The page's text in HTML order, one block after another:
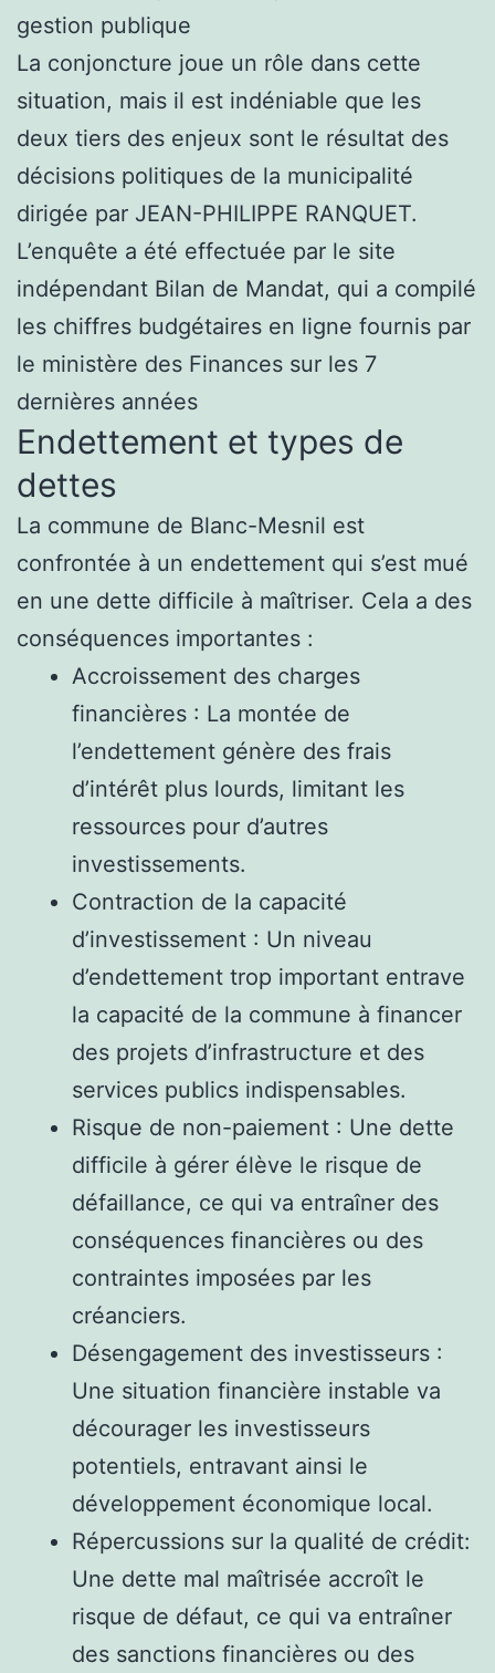
gestion publique
La conjoncture joue un rôle dans cette
situation, mais il est indéniable que les
deux tiers des enjeux sont le résultat des
décisions politiques de la municipalité
dirigée par JEAN-PHILIPPE RANQUET.
L’enquête a été effectuée par le site
indépendant Bilan de Mandat, qui a compilé
les chiffres budgétaires en ligne fournis par
le ministère des Finances sur les 7
dernières années
Endettement et types de
dettes
La commune de Blanc-Mesnil est
confrontée à un endettement qui s’est mué
en une dette difficile à maîtriser. Cela a des
conséquences importantes :
Accroissement des charges
financières : La montée de
l’endettement génère des frais
d’intérêt plus lourds, limitant les
ressources pour d’autres
investissements.
Contraction de la capacité
d’investissement : Un niveau
d’endettement trop important entrave
la capacité de la commune à financer
des projets d’infrastructure et des
services publics indispensables.
Risque de non-paiement : Une dette
difficile à gérer élève le risque de
défaillance, ce qui va entraîner des
conséquences financières ou des
contraintes imposées par les
créanciers.
Désengagement des investisseurs :
Une situation financière instable va
décourager les investisseurs
potentiels, entravant ainsi le
développement économique local.
Répercussions sur la qualité de crédit:
Une dette mal maîtrisée accroît le
risque de défaut, ce qui va entraîner
des sanctions financières ou des